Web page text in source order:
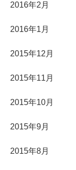
2016年2月
2016年1月
2015年12月
2015年11月
2015年10月
2015年9月
2015年8月